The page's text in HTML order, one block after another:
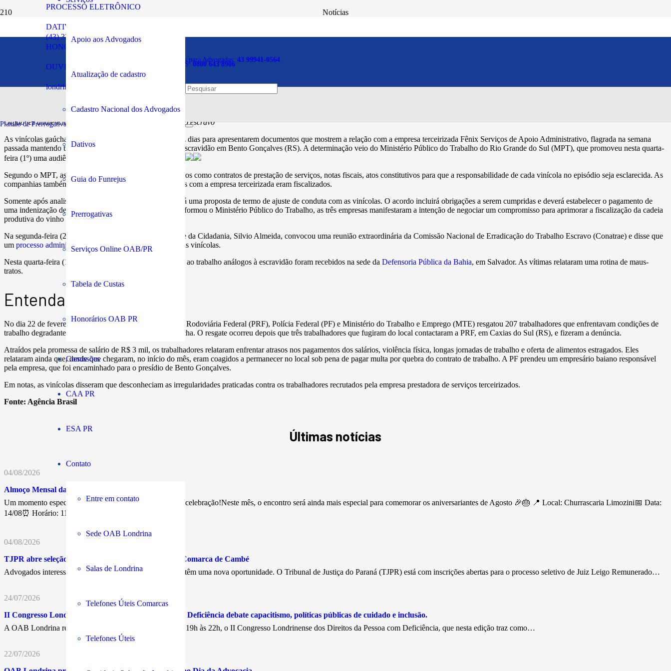
PROCESSO ELETRÔNICO
DATIVOS
HONORÁRIOS
OUVIDORIA
(43) 3294-5900
londrina@oabpr.org.br
Plantão de Prerrogativas para Advogadas: 43 99941-0564
SOS PRERROGATIVAS: 0800 643 8906
Apoio aos Advogados
Atualização de cadastro
Cadastro Nacional dos Advogados
Dativos
Guia do Funrejus
Prerrogativas
Serviços Online OAB/PR
Tabela de Custas
Honorários OAB PR
Comissões
CAA PR
ESA PR
Contato
Entre em contato
Sede OAB Londrina
Salas de Londrina
Telefones Úteis Comarcas
Telefones Úteis
Plantão de Prerrogativas da Subseção:
Notícias
MPT dá dez dias para vinícolas apresentarem contratos com terceirizada
Publicado em:02/03/2023
Compartilhe esse conteúdo:
Órgão fez audiência com empresas acusadas por trabalho escravo
As vinícolas gaúchas Aurora, Garibaldi e Salton terão dez dias para apresentarem documentos que mostrem a relação com a empresa terceirizada Fênix Serviços de Apoio Administrativo, flagrada na semana
passada mantendo trabalhadores em condição análoga à escravidão em Bento Gonçalves (RS). A determinação veio do Ministério Público do Trabalho do Rio Grande do Sul (MPT), que promoveu nesta quarta-
feira (1º) uma audiência com representantes das vinícolas.
Segundo o MPT, as empresas terão de fornecer documentos como contratos de prestação de serviços, notas fiscais, atos constitutivos para que a responsabilidade de cada vinícola no episódio seja esclarecida. As
companhias também terão de esclarecer como os contratos com a empresa terceirizada eram fiscalizados.
Somente após analisar os documentos, o MPT apresentará uma proposta de termo de ajuste de conduta com as vinícolas. O acordo incluirá obrigações a serem cumpridas e deverá estabelecer o pagamento de
uma indenização de danos morais coletivos. Até agora, informou o Ministério Público do Trabalho, as três empresas manifestaram a intenção de negociar um compromisso para aprimorar a fiscalização da cadeia
produtiva do vinho na Serra Gaúcha.
Na segunda-feira (27), o ministro dos Direitos Humanos e da Cidadania, Silvio Almeida, convocou uma reunião extraordinária da Comissão Nacional de Erradicação do Trabalho Escravo (Conatrae) e disse que
um processo administrativo
está sendo instaurado contra as vinícolas.
Nesta quarta-feira (1º), 54 trabalhadores baianos expostos ao trabalho análogos à escravidão foram recebidos na sede da Defensoria Pública da Bahia, em Salvador. As vítimas relataram uma rotina de maus-
tratos.
Entenda o caso
No dia 22 de fevereiro, uma ação conjunta entre a Polícia Rodoviária Federal (PRF), Polícia Federal (PF) e Ministério do Trabalho e Emprego (MTE) resgatou 207 trabalhadores que enfrentavam condições de
trabalho degradantes em Bento Gonçalves, na Serra Gaúcha. O resgate ocorreu depois que três trabalhadores que fugiram do local contactaram a PRF, em Caxias do Sul (RS), e fizeram a denúncia.
Atraídos pela promessa de salário de R$ 3 mil, os trabalhadores relataram enfrentar atrasos nos pagamentos dos salários, violência física, longas jornadas de trabalho e oferta de alimentos estragados. Eles
relataram ainda que, desde que chegaram, no início do mês, eram coagidos a permanecer no local sob pena de pagar multa por quebra do contrato de trabalho. A PF prendeu um empresário baiano responsável
pela empresa, que foi encaminhado para o presídio de Bento Gonçalves.
Em notas, as vinícolas disseram que desconheciam as irregularidades praticadas contra os trabalhadores recrutados pela empresa prestadora de serviços terceirizados.
Fonte: Agência Brasil
Últimas notícias
04/08/2026
Almoço Mensal da Advocacia
Um momento especial de confraternização, networking e celebração!Neste mês, o encontro será ainda mais especial para comemorar os aniversariantes de Agosto 🎉🎂 📍 Local: Churrascaria Limozini📅 Data:
14/08⏰ Horário: 11h30💰…
04/08/2026
TJPR abre seleção para Juiz Leigo Remunerado na Comarca de Cambé
Advogados interessados em atuar nos Juizados Especiais têm uma nova oportunidade. O Tribunal de Justiça do Paraná (TJPR) está com inscrições abertas para o processo seletivo de Juiz Leigo Remunerado…
24/07/2026
II Congresso Londrinense dos Direitos da Pessoa com Deficiência debate capacitismo, políticas públicas de cuidado e inclusão.
A OAB Londrina realiza, nos dias 17 e 18 de agosto, das 19h às 22h, o II Congresso Londrinense dos Direitos da Pessoa com Deficiência, que nesta edição traz como…
22/07/2026